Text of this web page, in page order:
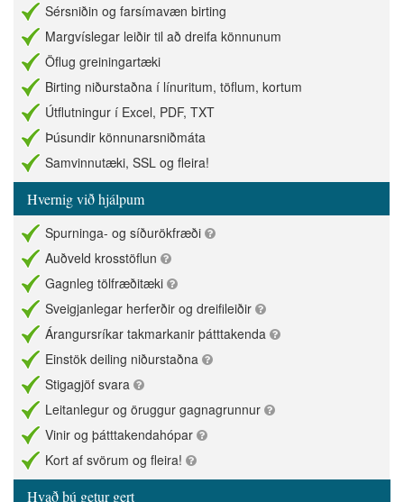
Sérsniðin og farsímavæn birting
Margvíslegar leiðir til að dreifa könnunum
Öflug greiningartæki
Birting niðurstaðna í línuritum, töflum, kortum
Útflutningur í Excel, PDF, TXT
Þúsundir könnunarsniðmáta
Samvinnutæki, SSL og fleira!
Hvernig við hjálpum
Spurninga- og síðurökfræði
Auðveld krosstöflun
Gagnleg tölfræðitæki
Sveigjanlegar herferðir og dreifileiðir
Árangursríkar takmarkanir þátttakenda
Einstök deiling niðurstaðna
Stigagjöf svara
Leitanlegur og öruggur gagnagrunnur
Vinir og þátttakendahópar
Kort af svörum og fleira!
Hvað þú getur gert